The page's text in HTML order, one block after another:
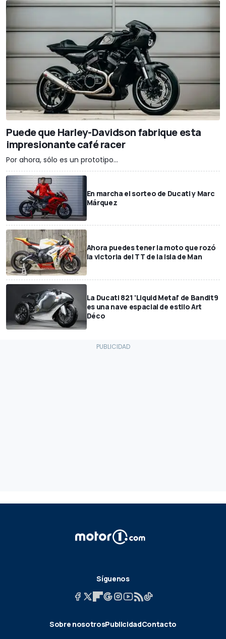
Puede que Harley-Davidson fabrique esta
impresionante café racer
Por ahora, sólo es un prototipo...
En marcha el sorteo de Ducati y Marc
Márquez
Ahora puedes tener la moto que rozó
la victoria del TT de la Isla de Man
La Ducati 821 'Liquid Metal' de Bandit9
es una nave espacial de estilo Art
Déco
Síguenos
Sobre nosotrosPublicidadContacto